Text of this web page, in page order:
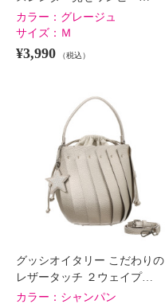
カラー： グレージュ
サイズ： Ｍ
¥3,990 （税込）
グッシオイタリー こだわりの
レザータッチ ２ウェイプ…
カラー： シャンパン